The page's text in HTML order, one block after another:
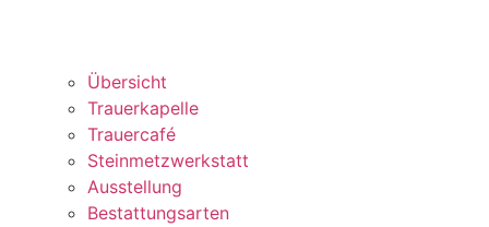
Übersicht
Trauerkapelle
Trauercafé
Steinmetzwerkstatt
Ausstellung
Bestattungsarten